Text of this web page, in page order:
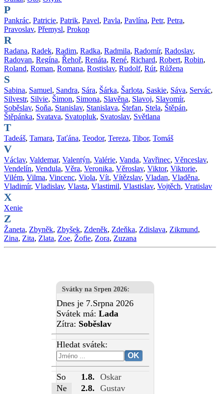
P
Pankrác, Patricie, Patrik, Pavel, Pavla, Pavlína, Petr, Petra,
Pravoslav, Přemysl, Prokop
R
Radana, Radek, Radim, Radka, Radmila, Radomír, Radoslav,
Radovan, Regína, Řehoř, Renáta, René, Richard, Robert, Robin,
Roland, Roman, Romana, Rostislav, Rudolf, Rút, Růžena
S
Sabina, Samuel, Sandra, Sára, Šárka, Šarlota, Saskie, Sáva, Servác,
Silvestr, Silvie, Šimon, Simona, Slavěna, Slavoj, Slavomír,
Soběslav, Soňa, Stanislav, Stanislava, Štefan, Stela, Štěpán,
Štěpánka, Svatava, Svatopluk, Svatoslav, Světlana
T
Tadeáš, Tamara, Taťána, Teodor, Tereza, Tibor, Tomáš
V
Václav, Valdemar, Valentýn, Valérie, Vanda, Vavřinec, Věnceslav,
Vendelín, Vendula, Věra, Veronika, Věroslav, Viktor, Viktorie,
Vilém, Vilma, Vincenc, Viola, Vít, Vítězslav, Vladan, Vladěna,
Vladimír, Vladislav, Vlasta, Vlastimil, Vlastislav, Vojtěch, Vratislav
X
Xenie
Z
Žaneta, Zbyněk, Zbyšek, Zdeněk, Zdeňka, Zdislava, Zikmund,
Zina, Zita, Zlata, Zoe, Žofie, Zora, Zuzana
Svátky na Srpen 2026:
Dnes je 7.Srpna 2026
Svátek má: Lada
Zítra: Soběslav
Hledat svátek:
So 1.8. Oskar
Ne
2.8. Gustav